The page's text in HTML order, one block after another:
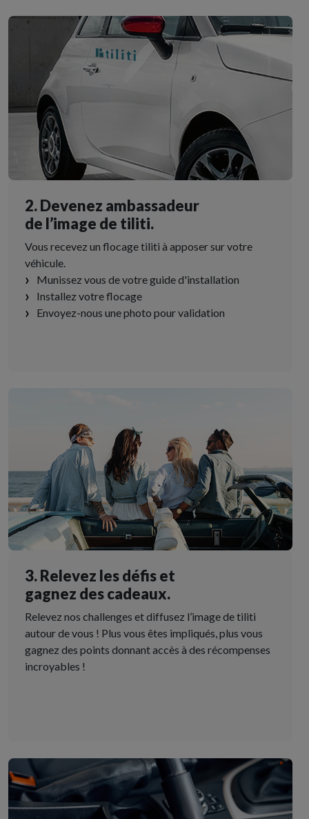
2. Devenez ambassadeur
de l’image de tiliti.
Vous recevez un flocage tiliti à apposer sur votre
véhicule.
Munissez vous de votre guide d'installation
Installez votre flocage
Envoyez-nous une photo pour validation
3. Relevez les défis et
gagnez des cadeaux.
Relevez nos challenges et diffusez l’image de tiliti
autour de vous ! Plus vous êtes impliqués, plus vous
gagnez des points donnant accès à des récompenses
incroyables !